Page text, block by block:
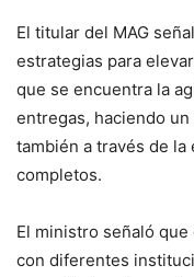
El titular del MAG
estrategias para
que se encuentra la
entregas, haciendo
también a través de la
completos.
El ministro señaló
con diferentes